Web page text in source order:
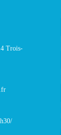
Trois-